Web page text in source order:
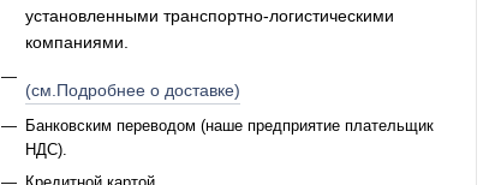
установленными транспортно-логистическими
компаниями.
(см.Подробнее о доставке)
Банковским переводом (наше предприятие плательщик
НДС).